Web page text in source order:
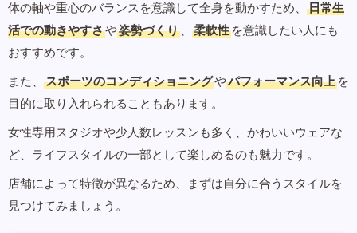
体の軸や重心のバランスを意識して全身を動かすため、
日常生
活での動きやすさや姿勢づくり 、 柔軟性 を意識したい人にも
おすすめです。
また、
スポーツのコンディショニングやパフォーマンス向上 を
目的に取り入れられることもあります。
女性専用スタジオや少人数レッスンも多く、かわいいウェアな
ど、ライフスタイルの一部として楽しめるのも魅力です。
店舗によって特徴が異なるため、まずは自分に合うスタイルを
見つけてみましょう。